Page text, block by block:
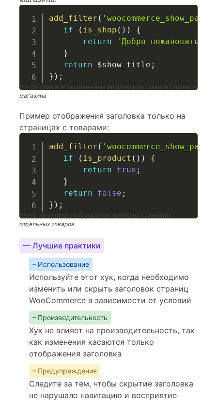
add_filter (
if
( is_shop ( ) )
{
return
'Добро пожаловать в
}
return
$show_title ;
} ) ;
В этом примере мы изменяем заголовок на главной странице
магазина
Пример отображения заголовка только на
страницах с товарами:
add_filter (
if
( is_product ( ) )
{
return
true ;
}
return
false ;
} ) ;
Здесь заголовок отображается только на страницах
отдельных товаров
— Лучшие практики
– Использование
Используйте этот хук, когда необходимо
изменить или скрыть заголовок страниц
WooCommerce в зависимости от условий
– Производительность
Хук не влияет на производительность, так
как изменения касаются только
отображения заголовка
– Предупреждения
Следите за тем, чтобы скрытие заголовка
не нарушало навигацию и восприятие